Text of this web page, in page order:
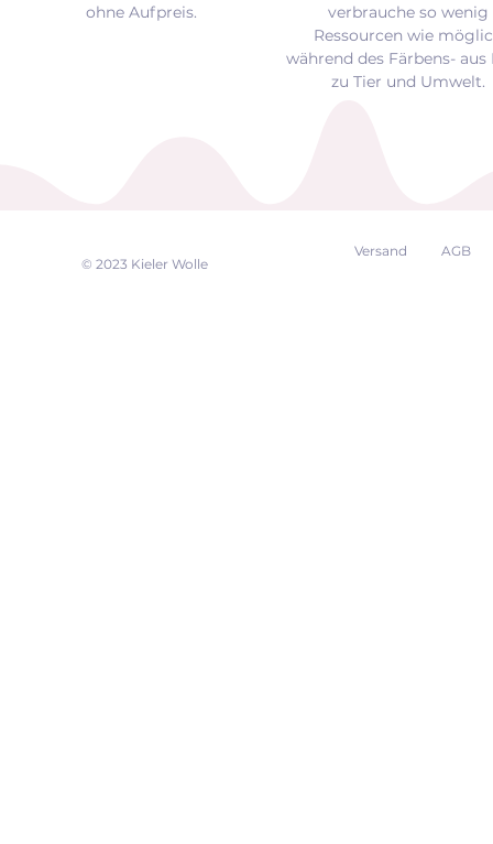
ohne Aufpreis.
verbrauche so wenig
Ressourcen wie
während des Färbens- aus
zu Tier und Umwelt.
© 2023 Kieler Wolle
Versand AGB